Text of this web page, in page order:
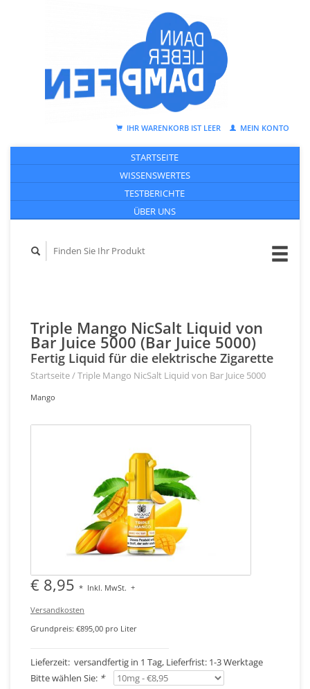
IHR WARENKORB IST LEER MEIN KONTO
STARTSEITE
WISSENSWERTES
TESTBERICHTE
ÜBER UNS
Triple Mango NicSalt Liquid von
Bar Juice 5000 (Bar Juice 5000)
Fertig Liquid für die elektrische Zigarette
Startseite/Triple Mango NicSalt Liquid von Bar Juice 5000
Mango
€ 8,95 * Inkl. MwSt. +
Versandkosten
Grundpreis: €895,00 pro Liter
Lieferzeit: versandfertig in 1 Tag, Lieferfrist: 1-3 Werktage
Bitte wählen Sie: *